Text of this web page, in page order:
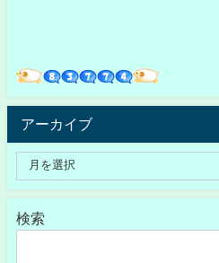
アーカイブ
検索